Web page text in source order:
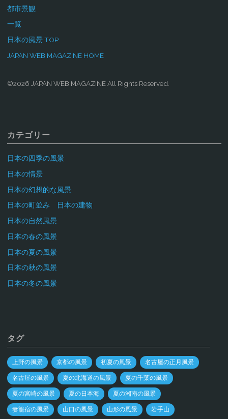
都市景観
一覧
日本の風景 TOP
JAPAN WEB MAGAZINE HOME
©2026 JAPAN WEB MAGAZINE All Rights Reserved.
カテゴリー
日本の四季の風景
日本の情景
日本の幻想的な風景
日本の町並み 日本の建物
日本の自然風景
日本の春の風景
日本の夏の風景
日本の秋の風景
日本の冬の風景
タグ
上野の風景 京都の風景 初夏の風景 名古屋の正月風景
名古屋の風景 夏の北海道の風景 夏の千葉の風景
夏の宮崎の風景 夏の日本海 夏の湘南の風景
妻籠宿の風景 山口の風景 山形の風景 岩手山